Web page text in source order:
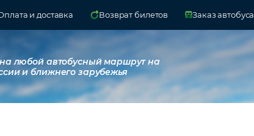
и доставка Возврат билетов Заказ автобуса
любой автобусный маршрут на
и ближнего зарубежья